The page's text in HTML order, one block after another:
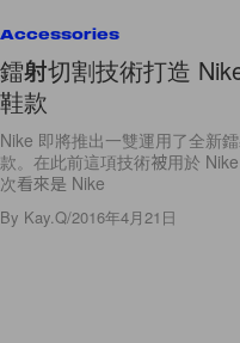
Accessories
鐳射切割技術打造
鞋款
Nike 即將推出一雙運用了全新
款。在此前這項技術被用於
次看來是 Nike
By Kay.Q/2016年4月21日